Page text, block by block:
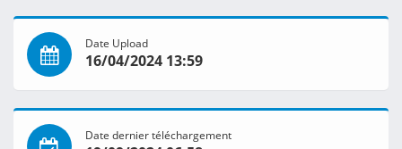
Date Upload
16/04/2024 13:59
Date dernier téléchargement